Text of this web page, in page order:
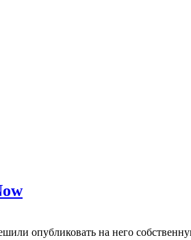
опубликовать на него